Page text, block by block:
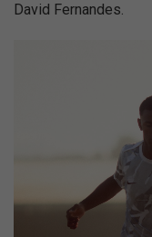
David Fernandes.